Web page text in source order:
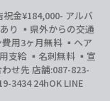
金¥184,000- アルバ
り ▪️県外からの交通
用3ヶ月無料 ▪️ヘア
支給 ▪️名刺無料 ▪️宣
せ先 店舗:087-823-
3434 24hOK LINE